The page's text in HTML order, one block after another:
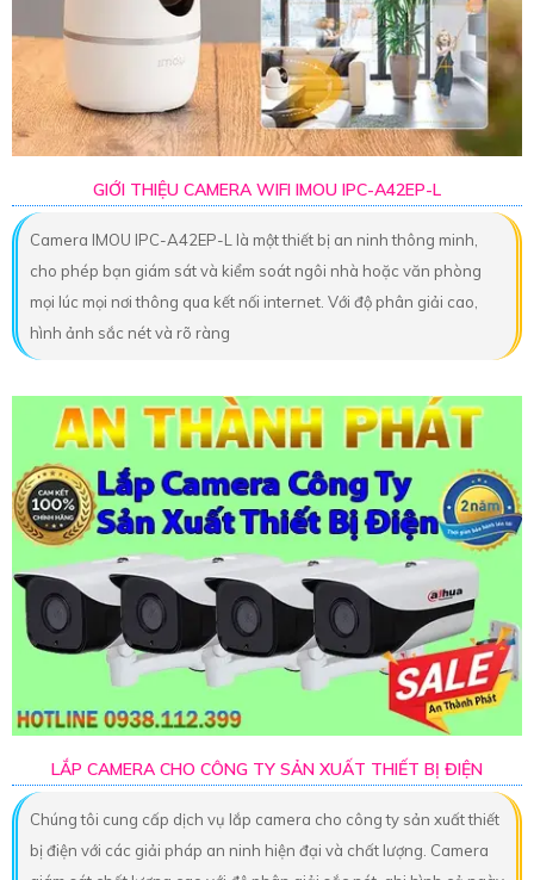
GIỚI THIỆU CAMERA WIFI IMOU IPC-A42EP-L
Camera IMOU IPC-A42EP-L là một thiết bị an ninh thông minh,
cho phép bạn giám sát và kiểm soát ngôi nhà hoặc văn phòng
mọi lúc mọi nơi thông qua kết nối internet. Với độ phân giải cao,
hình ảnh sắc nét và rõ ràng
LẮP CAMERA CHO CÔNG TY SẢN XUẤT THIẾT BỊ ĐIỆN
Chúng tôi cung cấp dịch vụ lắp camera cho công ty sản xuất thiết
bị điện với các giải pháp an ninh hiện đại và chất lượng. Camera